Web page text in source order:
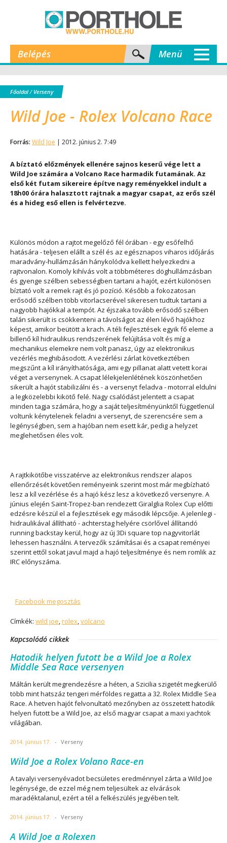
Belépés Menü
Főoldal/ Verseny
Wild Joe - Rolex Volcano Race
Forrás: Wild Joe | 2012. június 2. 7:49
A bíztató előzmények ellenére sajnos keserű vége lett a
Wild Joe számára a Volcano Race harmadik futamának. Az
első két futam sikereire építve nagy reményekkel indult a
18h00 órára halasztott rajtnak a magyar csapat, az erős szél
és a hideg eső ellen is felvértezve.
Különös módon a rajtot megelőző fél órában - egy esőfelhő
hatására - teljesen elállt a szél és az egésznapos viharos időjárás
maradvány-hullámzásán hánykolódva kellett helyezkedni a
rajtvonalon. Komoly kihívás volt a többméteres döghullámzásban
és gyenge szélben sebességben tartani a hajót, ezért különösen
bíztató volt a remek rajt és jó pozíció. Később a fokozatosan
erősödő szélben több vitorlacserével sikeresen tudtuk tartani a
nagyobb hajókkal a tempót. Az éjszaka tovább erősödő szélben
talán sikerült is csökkenteni a távolságot az élen lévő hajókhoz
képest, amikor beütött a krach. A téli fejlesztések egyik fő eleme a
billenő kíl hidraulikus rendszerének felújítása volt és míg a
mechanikus elemekre nem volt panasz, úgy az elektronikus
vezérlés meghibásodott. A vezérlési zárlat következtében
megszűnt a kíl irányíthatósága, ami egy pillanat alatt vetett korai
véget a versenynek. A csapat lélekjelenlétének köszönhetően
sikerült a hajót stabilizálni és - a versenyt feladva - motorral eldulni
a legközelebbi kikötő felé. Nagy csalódást jelentett a csapat
minden tagja számára, hogy a saját teljesítményünktől függetlenül
voltunk kénytelenek feladni a versenyt, de szerencsére sem a
legénységben, sem a hajóban nem esett kár, pedig a helyzet
meglehetősen éles volt.
A rajtkikötőbe visszatérve az elektronikus rendszer alapos
ellenőrzését követően reményeink szerint most már megbízható
lesz a kíl vezérlése és a hajó kész lesz a következő versenyre. A
június elején Saint-Tropez-ban rendezett Giralglia Rolex Cup előtti
edzésre készül el a fejlesztések egy második lépcsője. A jelenlegi -
hidraulikával állítható - achterstag helyére csörlővel állítandó
running backstay kerül, hogy az új 3Di square top nagyvitorlát
lehessen használni. A tervezők számításai és a csapat reményei
szerint ettől sokat javul majd a hajó teljesítménye és nem romlik az
IRC előnyszáma.
Facebook megosztás
Címkék: wild joe,rolex,volcano
Kapcsolódó cikkek
Hatodik helyen futott be a Wild Joe a Rolex
Middle Sea Race versenyen
Máltán került megrendezésre a héten, a Szicilia szigetét megkerülő
több mint hatszáz tengeri mérföldes regatta a 32. Rolex Middle Sea
Race. A hetven hajót felvonultató mezőnyben az összetett hatodik
helyen futott be a Wild Joe, az első magyar csapat a maxi yachtok
világában.
2014. június 17. - Verseny
Wild Joe a Rolex Volano Race-en
A tavalyi versenyévadot becsületes eredménnyel zárta a Wild Joe
legénysége, de ezzel még nem teljesültek az elvárások
maradéktalanul, ezért a tél a felkészülés jegyében telt.
2014. június 17. - Verseny
A Wild Joe a Rolexen